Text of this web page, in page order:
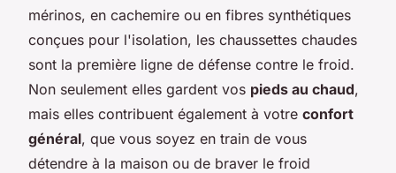
mérinos, en cachemire ou en fibres synthétiques
conçues pour l'isolation, les chaussettes chaudes
sont la première ligne de défense contre le froid.
Non seulement elles gardent vos pieds au chaud,
mais elles contribuent également à votre confort
général, que vous soyez en train de vous
détendre à la maison ou de braver le froid